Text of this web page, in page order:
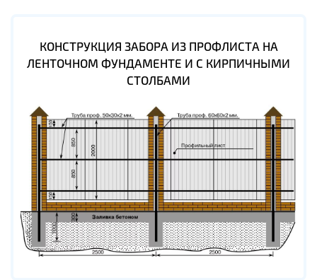
КОНСТРУКЦИЯ ЗАБОРА ИЗ ПРОФЛИСТА НА
ЛЕНТОЧНОМ ФУНДАМЕНТЕ И С КИРПИЧНЫМИ
СТОЛБАМИ